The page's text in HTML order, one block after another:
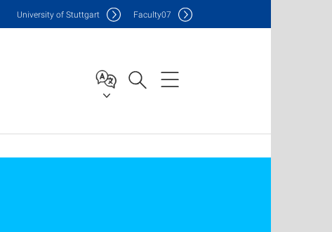
University of Stuttgart Faculty07